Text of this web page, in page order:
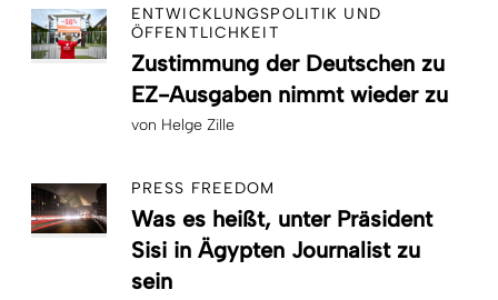
ENTWICKLUNGSPOLITIK UND
ÖFFENTLICHKEIT
Zustimmung der Deutschen zu
EZ-Ausgaben nimmt wieder zu
von Helge Zille
PRESS FREEDOM
Was es heißt, unter Präsident
Sisi in Ägypten Journalist zu
sein